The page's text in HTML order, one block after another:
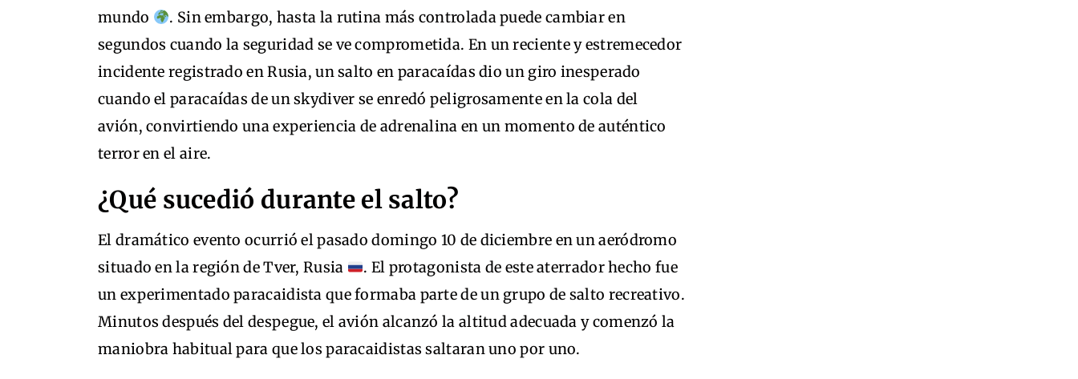
mundo
. Sin embargo, hasta la rutina más controlada puede cambiar en
segundos cuando la seguridad se ve comprometida. En un reciente y estremecedor
incidente registrado en Rusia, un salto en paracaídas dio un giro inesperado
cuando el paracaídas de un skydiver se enredó peligrosamente en la cola del
avión, convirtiendo una experiencia de adrenalina en un momento de auténtico
terror en el aire.
¿Qué sucedió durante el salto?
El dramático evento ocurrió el pasado domingo 10 de diciembre en un aeródromo
situado en la región de Tver, Rusia
. El protagonista de este aterrador hecho fue
un experimentado paracaidista que formaba parte de un grupo de salto recreativo.
Minutos después del despegue, el avión alcanzó la altitud adecuada y comenzó la
maniobra habitual para que los paracaidistas saltaran uno por uno.